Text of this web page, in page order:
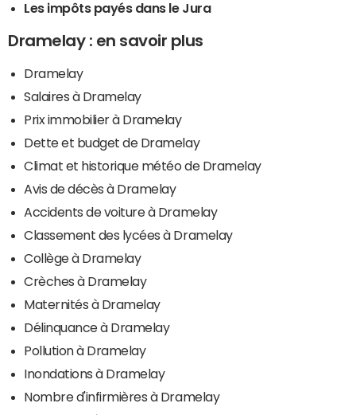
Les impôts payés dans le Jura
Dramelay : en savoir plus
Dramelay
Salaires à Dramelay
Prix immobilier à Dramelay
Dette et budget de Dramelay
Climat et historique météo de Dramelay
Avis de décès à Dramelay
Accidents de voiture à Dramelay
Classement des lycées à Dramelay
Collège à Dramelay
Crèches à Dramelay
Maternités à Dramelay
Délinquance à Dramelay
Pollution à Dramelay
Inondations à Dramelay
Nombre d'infirmières à Dramelay